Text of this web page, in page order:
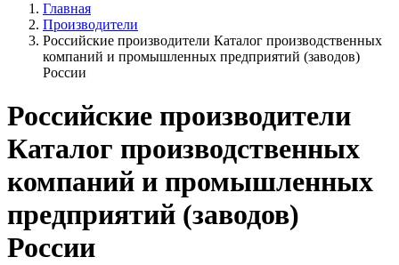
Главная
Производители
Российские производители Каталог производственных
компаний и промышленных предприятий (заводов)
России
Российские производители
Каталог производственных
компаний и промышленных
предприятий (заводов)
России